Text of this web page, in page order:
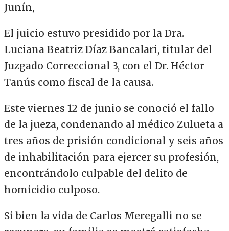
Junín,
El juicio estuvo presidido por la Dra.
Luciana Beatriz Díaz Bancalari, titular del
Juzgado Correccional 3, con el Dr. Héctor
Tanús como fiscal de la causa.
Este viernes 12 de junio se conoció el fallo
de la jueza, condenando al médico Zulueta a
tres años de prisión condicional y seis años
de inhabilitación para ejercer su profesión,
encontrándolo culpable del delito de
homicidio culposo.
Si bien la vida de Carlos Meregalli no se